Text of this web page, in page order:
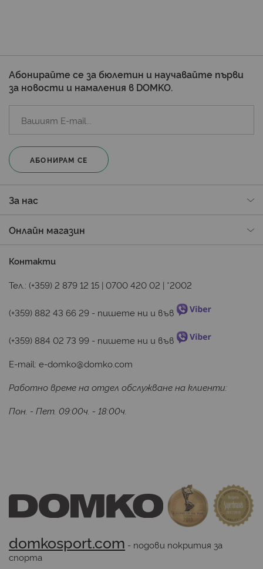
Абонирайте се за бюлетин и научавайте първи
за новости и намаления в DOMKO.
АБОНИРАМ СЕ
За нас
Онлайн магазин
Контакти
Тел.: (+359) 2 879 12 15 | 0700 420 02 | *2002
(+359) 882 43 66 29 - пишете ни и във
(+359) 884 02 73 99 - пишете ни и във
E-mail: e-domko@domko.com
Работно време на отдел обслужване на клиенти:
Пон. - Пет. 09:00ч. - 18:00ч.
domkosport.com - подови покрития за
спорта